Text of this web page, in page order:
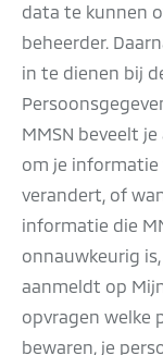
data te kunnen
beheerder.
in te dienen bij
MMSN beveelt
om je
verandert, of
informatie die
onnauwkeurig
aanmeldt op
opvragen welke
bewaren, je